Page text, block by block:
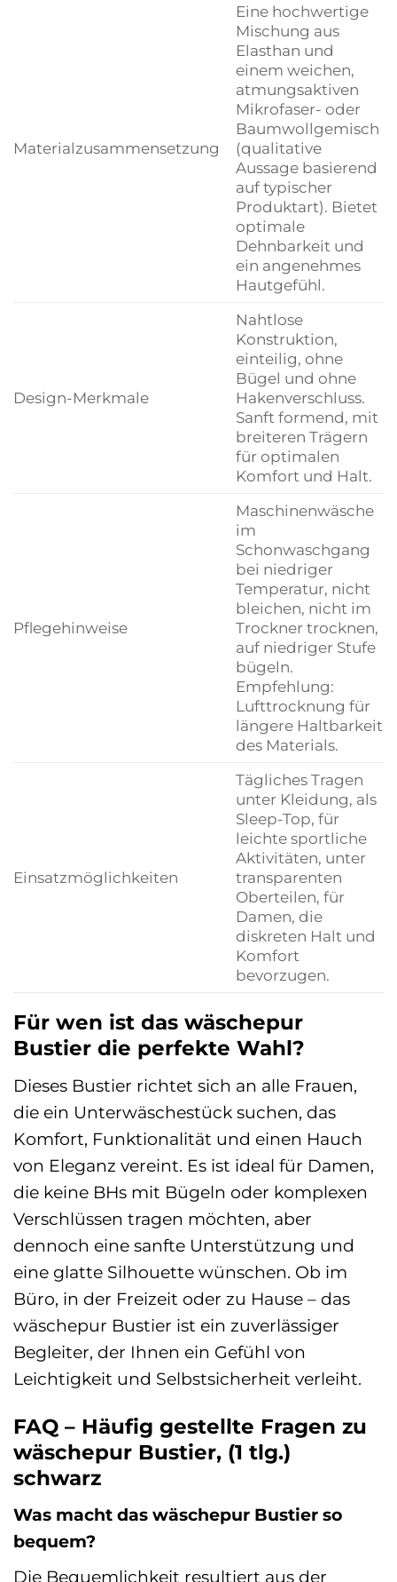
Materialzusammensetzung
Eine hochwertige
Mischung aus
Elasthan und
einem weichen,
atmungsaktiven
Mikrofaser- oder
Baumwollgemisch
(qualitative
Aussage basierend
auf typischer
Produktart). Bietet
optimale
Dehnbarkeit und
ein angenehmes
Hautgefühl.
Design-Merkmale
Nahtlose
Konstruktion,
einteilig, ohne
Bügel und ohne
Hakenverschluss.
Sanft formend, mit
breiteren Trägern
für optimalen
Komfort und Halt.
Pflegehinweise
Maschinenwäsche
im
Schonwaschgang
bei niedriger
Temperatur, nicht
bleichen, nicht im
Trockner trocknen,
auf niedriger Stufe
bügeln.
Empfehlung:
Lufttrocknung für
längere Haltbarkeit
des Materials.
Einsatzmöglichkeiten
Tägliches Tragen
unter Kleidung, als
Sleep-Top, für
leichte sportliche
Aktivitäten, unter
transparenten
Oberteilen, für
Damen, die
diskreten Halt und
Komfort
bevorzugen.
Für wen ist das wäschepur
Bustier die perfekte Wahl?
Dieses Bustier richtet sich an alle Frauen,
die ein Unterwäschestück suchen, das
Komfort, Funktionalität und einen Hauch
von Eleganz vereint. Es ist ideal für Damen,
die keine BHs mit Bügeln oder komplexen
Verschlüssen tragen möchten, aber
dennoch eine sanfte Unterstützung und
eine glatte Silhouette wünschen. Ob im
Büro, in der Freizeit oder zu Hause – das
wäschepur Bustier ist ein zuverlässiger
Begleiter, der Ihnen ein Gefühl von
Leichtigkeit und Selbstsicherheit verleiht.
FAQ – Häufig gestellte Fragen zu
wäschepur Bustier, (1 tlg.)
schwarz
Was macht das wäschepur Bustier so
bequem?
Die Bequemlichkeit resultiert aus der